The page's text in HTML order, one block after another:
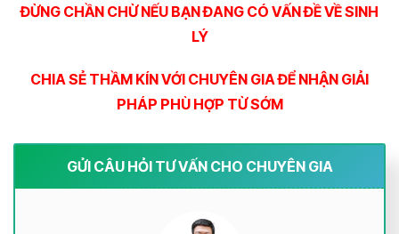
ĐỪNG CHẦN CHỪ NẾU BẠN ĐANG CÓ VẤN ĐỀ VỀ SINH
LÝ
CHIA SẺ THẦM KÍN VỚI CHUYÊN GIA ĐỂ NHẬN GIẢI
PHÁP PHÙ HỢP TỪ SỚM
GỬI CÂU HỎI TƯ VẤN CHO CHUYÊN GIA